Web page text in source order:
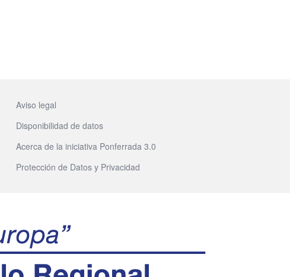
Aviso legal
Disponibilidad de datos
Acerca de la iniciativa Ponferrada 3.0
Protección de Datos y Privacidad